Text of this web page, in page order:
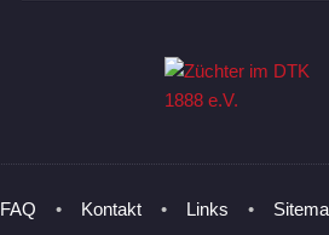
FAQ • Kontakt• Links •